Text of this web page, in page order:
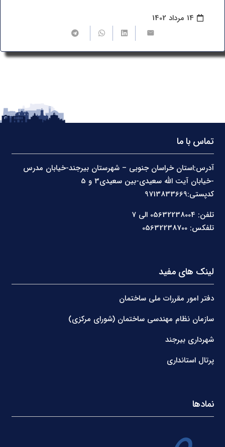
14 مرداد 1402
تماس با ما
آدرس:استان خراسان جنوبی – شهرستان بیرجند-خیابان مدرس
کدپستی:9713833669
تلفن: 05632238004 الی 7
تلفکس: 05632238700
لینک های مفید
دفتر امور مقررات ملی ساختمان
سازمان نظام مهندسی ساختمان (شورای مرکزی)
شهرداری بیرجند
پرتال استانداری
نمادها